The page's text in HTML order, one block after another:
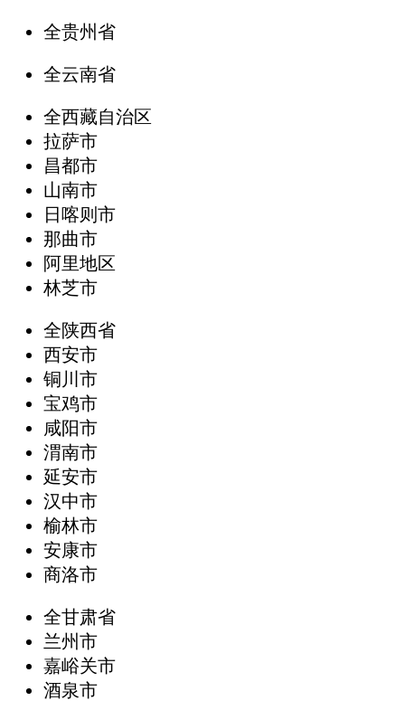
全贵州省
全云南省
全西藏自治区
拉萨市
昌都市
山南市
日喀则市
那曲市
阿里地区
林芝市
全陕西省
西安市
铜川市
宝鸡市
咸阳市
渭南市
延安市
汉中市
榆林市
安康市
商洛市
全甘肃省
兰州市
嘉峪关市
酒泉市